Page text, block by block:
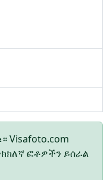
ፎቶዎችን ይሰራል